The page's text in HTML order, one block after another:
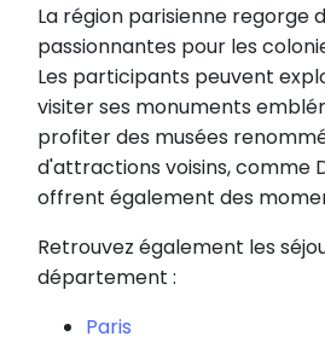
La région parisienne regorge
passionnantes pour les
Les participants peuvent
visiter ses monuments
profiter des musées
d'attractions voisins, comme
offrent également des
Retrouvez également les
département :
Paris